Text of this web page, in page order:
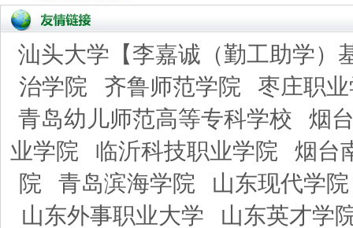
汕头大学【李嘉诚（勤工助学）
治学院
齐鲁师范学院
枣庄职
青岛幼儿师范高等专科学校
烟
业学院
临沂科技职业学院
烟台
院
青岛滨海学院
山东现代学院
山东外事职业大学
山东英才学